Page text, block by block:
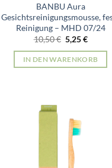
BANBU Aura
Gesichtsreinigungsmousse,
Reinigung – MHD 07/24
10,50€
Preis
war:
10,50 €
5,25€
ist:
5,25 €.
IN DEN WARENKORB